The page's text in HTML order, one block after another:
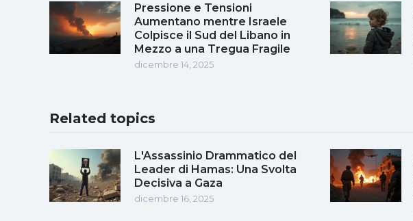
Pressione e Tensioni
Aumentano mentre Israele
Colpisce il Sud del Libano in
Mezzo a una Tregua Fragile
dicembre 14, 2025
Related topics
L'Assassinio Drammatico del
Leader di Hamas: Una Svolta
Decisiva a Gaza
dicembre 16, 2025